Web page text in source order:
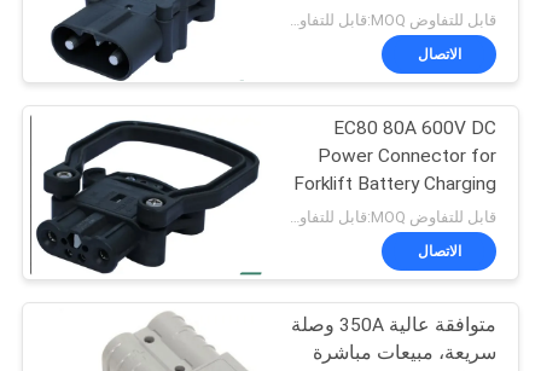
والإناث مع قشرة محطة
PP القوية
الاتصال
EC80 80A 600V DC
Power Connector for
Forklift Battery Charging
الاتصال
متوافقة عالية 350A وصلة
سريعة، مبيعات مباشرة